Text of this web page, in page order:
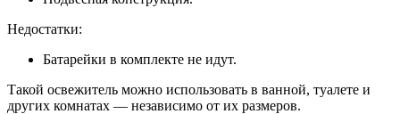
Недостатки:
Батарейки в комплекте не идут.
Такой освежитель можно использовать в ванной, туалете и
других комнатах — независимо от их размеров.